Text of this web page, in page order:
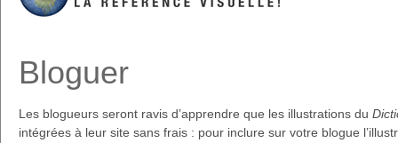
Bloguer
Les blogueurs seront ravis d’apprendre que les illustrations du
intégrées à leur site sans frais : pour inclure sur votre blogue